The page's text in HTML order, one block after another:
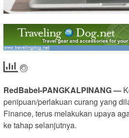
RedBabel-PANGKALPINANG —
penipuan/perlakuan curang yang
Finance, terus melakukan upaya
ke tahap selanjutnya.